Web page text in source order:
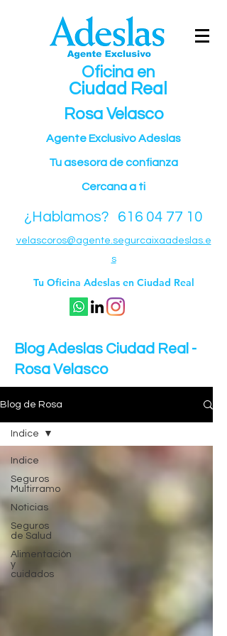
Oficina en
Ciudad Real
Rosa Velasco
Agente Exclusivo Adeslas
Tu asesora de confianza
Cercana a ti
¿Hablamos? 616 04 77 10
velascoros@agente.segurcaixaadeslas.e
s
Tu Oficina Adeslas en Ciudad Real
Blog Adeslas Ciudad Real -
Rosa Velasco
Blog de Rosa
Indice
Seguros
Multirramo
Noticias
Seguros
de Salud
Alimentación
y
cuidados
Indice